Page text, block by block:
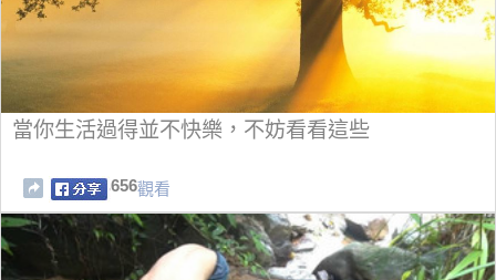
當你生活過得並不快樂，不妨看看這些
656觀看